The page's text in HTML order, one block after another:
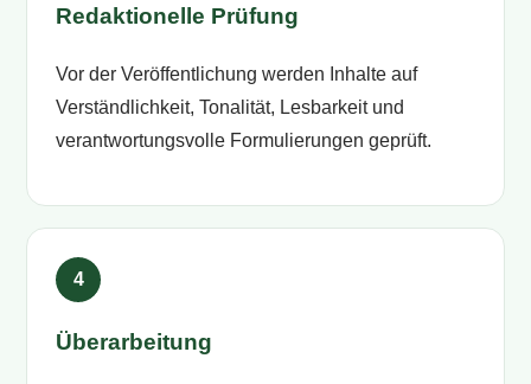
Redaktionelle Prüfung
Vor der Veröffentlichung werden Inhalte auf
Verständlichkeit, Tonalität, Lesbarkeit und
verantwortungsvolle Formulierungen geprüft.
Überarbeitung